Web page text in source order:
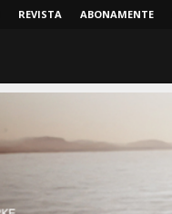
REVISTA ABONAMENTE